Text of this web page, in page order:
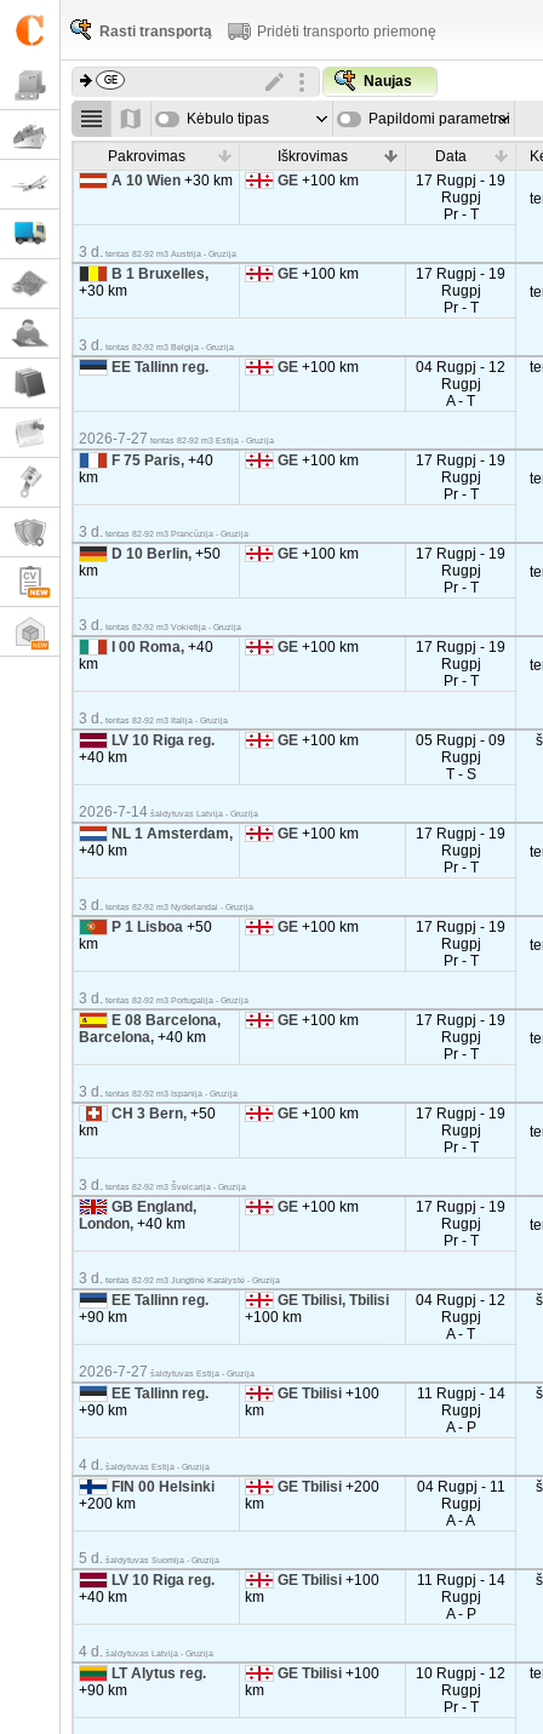
Rasti transportą Pridėti transporto priemonę
Naujas
Kėbulo tipas Papildomi parametrai
Pakrovimas Iškrovimas Data
A 10 Wien+30 km GE+100 km
17 Rugpj - 19
Rugpj
Pr - T
3 d. tentas 82-92 m3 Austrija - Gruzija
B 1 Bruxelles,
+30 km
GE+100 km
17 Rugpj - 19
Rugpj
Pr - T
3 d. tentas 82-92 m3 Belgija - Gruzija
EE Tallinn reg. GE+100 km
04 Rugpj - 12
Rugpj
A - T
2026-7-27 tentas 82-92 m3 Estija - Gruzija
F 75 Paris,+40
km
GE+100 km
17 Rugpj - 19
Rugpj
Pr - T
3 d. tentas 82-92 m3 Prancūzija - Gruzija
D 10 Berlin,+50
km
GE+100 km
17 Rugpj - 19
Rugpj
Pr - T
3 d. tentas 82-92 m3 Vokietija - Gruzija
I 00 Roma,+40
km
GE+100 km
17 Rugpj - 19
Rugpj
Pr - T
3 d. tentas 82-92 m3 Italija - Gruzija
LV 10 Riga reg.
+40 km
GE+100 km
05 Rugpj - 09
Rugpj
T - S
2026-7-14 šaldytuvas Latvija - Gruzija
NL 1 Amsterdam,
+40 km
GE+100 km
17 Rugpj - 19
Rugpj
Pr - T
3 d. tentas 82-92 m3 Nyderlandai - Gruzija
P 1 Lisboa+50
km
GE+100 km
17 Rugpj - 19
Rugpj
Pr - T
3 d. tentas 82-92 m3 Portugalija - Gruzija
E 08 Barcelona,
Barcelona,+40 km
GE+100 km
17 Rugpj - 19
Rugpj
Pr - T
3 d. tentas 82-92 m3 Ispanija - Gruzija
CH 3 Bern,+50
km
GE+100 km
17 Rugpj - 19
Rugpj
Pr - T
3 d. tentas 82-92 m3 Šveicarija - Gruzija
GB England,
London,+40 km
GE+100 km
17 Rugpj - 19
Rugpj
Pr - T
3 d. tentas 82-92 m3 Jungtinė Karalystė - Gruzija
EE Tallinn reg.
+90 km
GE Tbilisi, Tbilisi
+100 km
04 Rugpj - 12
Rugpj
A - T
2026-7-27 šaldytuvas Estija - Gruzija
EE Tallinn reg.
+90 km
GE Tbilisi+100
km
11 Rugpj - 14
Rugpj
A - P
4 d. šaldytuvas Estija - Gruzija
FIN 00 Helsinki
+200 km
GE Tbilisi+200
km
04 Rugpj - 11
Rugpj
A - A
5 d. šaldytuvas Suomija - Gruzija
LV 10 Riga reg.
+40 km
GE Tbilisi+100
km
11 Rugpj - 14
Rugpj
A - P
4 d. šaldytuvas Latvija - Gruzija
LT Alytus reg.
+90 km
GE Tbilisi+100
km
10 Rugpj - 12
Rugpj
Pr - T